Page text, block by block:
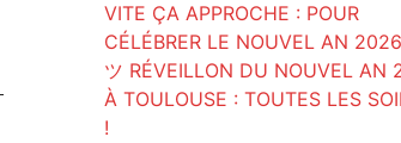
VITE ÇA APPROCHE : POUR
CÉLÉBRER LE NOUVEL AN 2026
ツ RÉVEILLON DU NOUVEL AN
À TOULOUSE : TOUTES LES
!